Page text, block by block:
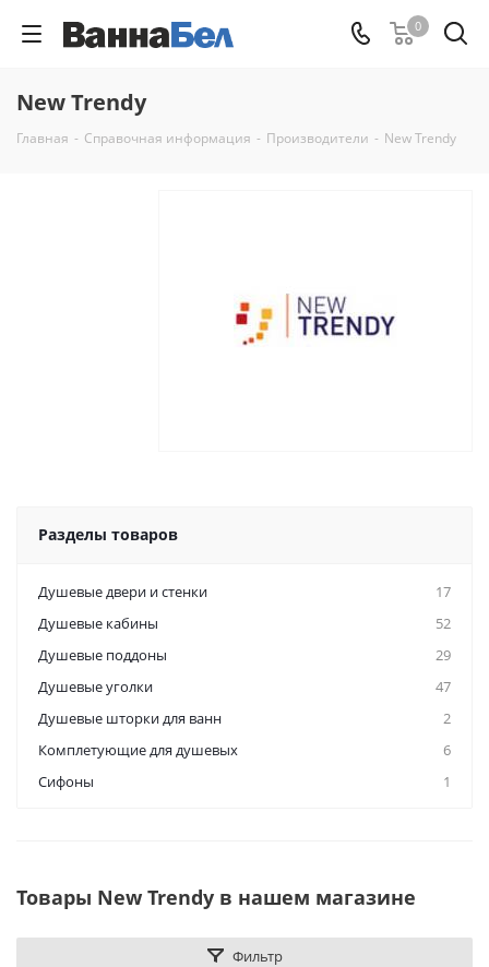
0
New Trendy
Главная - Справочная информация - Производители - New Trendy
Разделы товаров
Душевые двери и стенки
17
Душевые кабины
52
Душевые поддоны
29
Душевые уголки
47
Душевые шторки для ванн
2
Комплетующие для душевых
6
Сифоны
1
Товары New Trendy в нашем магазине
Фильтр